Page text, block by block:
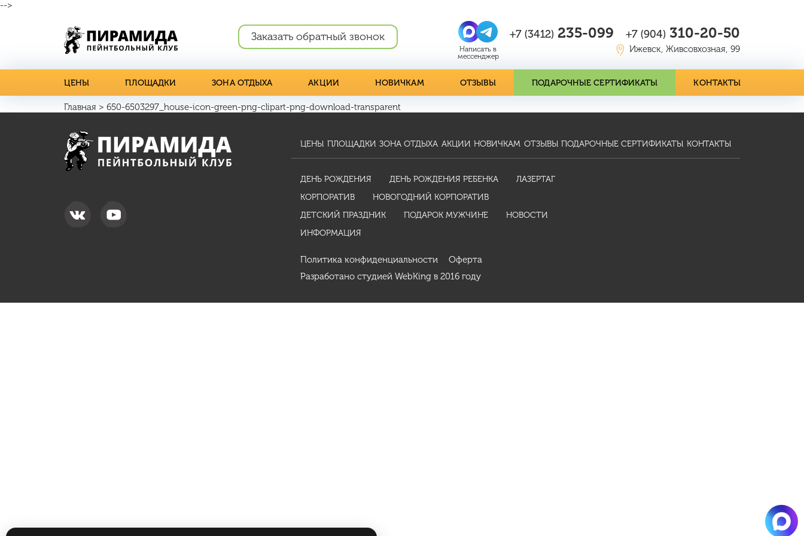
-->
Заказать обратный звонок +7 (3412) 235-099 +7 (904) 310-20-50
Ижевск, Живсовхозная, 99
ЦЕНЫ ПЛОЩАДКИ ЗОНА ОТДЫХА АКЦИИ НОВИЧКАМ ОТЗЫВЫ ПОДАРОЧНЫЕ СЕРТИФИКАТЫ КОНТАКТЫ
Главная > 650-6503297_house-icon-green-png-clipart-png-download-transparent
ЦЕНЫ ПЛОЩАДКИ ЗОНА ОТДЫХА АКЦИИ НОВИЧКАМ ОТЗЫВЫ ПОДАРОЧНЫЕ СЕРТИФИКАТЫ КОНТАКТЫ
ДЕНЬ РОЖДЕНИЯ ДЕНЬ РОЖДЕНИЯ РЕБЕНКА
ЛАЗЕРТАГ
КОРПОРАТИВ
НОВОГОДНИЙ КОРПОРАТИВ
ДЕТСКИЙ ПРАЗДНИК
ПОДАРОК МУЖЧИНЕ
НОВОСТИ
ИНФОРМАЦИЯ
Политика конфиденциальности
Оферта
Разработано студией WebKing в 2016 году